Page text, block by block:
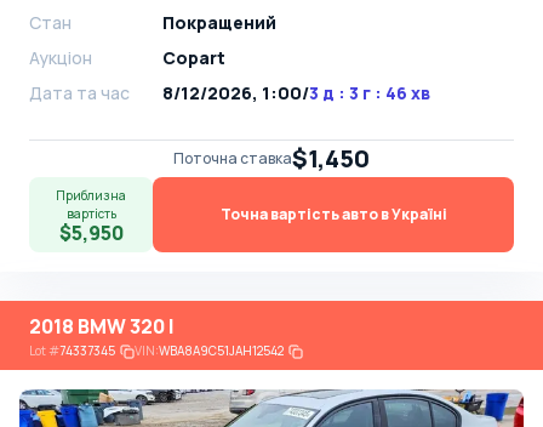
Стан
Покращений
Аукціон
Copart
Дата та час
8/12/2026, 1:00/3 д : 3 г : 46 хв
Поточна ставка$1,450
Приблизна
вартість
$5,950
Точна вартість авто в Україні
2018 BMW 320 I
Lot#74337345 VIN:WBA8A9C51JAH12542